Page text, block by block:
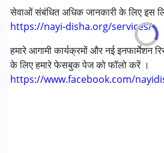
सेवाओं संबंधित अधिक जानकारी के लिए इस
https://nayi-disha.org/services/
हमारे आगामी कार्यक्रमों और नई इनफार्मेशन
के लिए हमारे फेसबुक पेज को फॉलो करें ।
https://www.facebook.com/
ग्लोबल डेवलपमेंटल डिले (एर्लियर टर्म
लर्निंग डिसेबिलिटीज़ (एलडी)
मल्टिपल डिसेबिलिटीज़ (एमडी)
सेंसरी प्रोसेसिंग डिसऑर्डर (SPD)
आयु वर्ग :0 - 5 years ,6 - 12 years ,13